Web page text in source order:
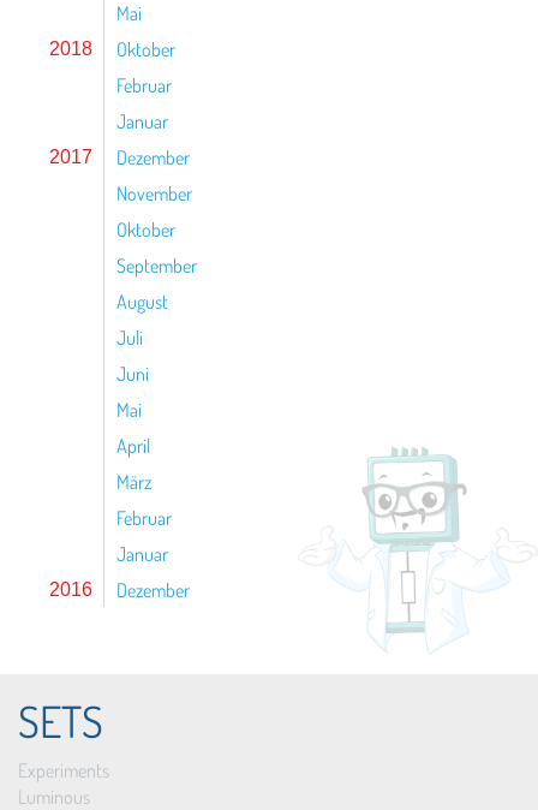
Mai
2018
Oktober
Februar
Januar
2017
Dezember
November
Oktober
September
August
Juli
Juni
Mai
April
März
Februar
Januar
2016 Dezember
SETS
Experiments
Luminous